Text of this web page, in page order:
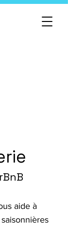
aide à